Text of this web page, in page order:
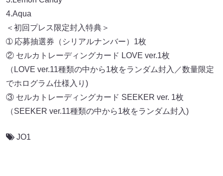
4.Aqua
＜初回プレス限定封入特典＞
➀ 応募抽選券（シリアルナンバー）1枚
② セルカトレーディングカード LOVE ver.1枚
（LOVE ver.11種類の中から1枚をランダム封入／数量限定
でホログラム仕様入り)
③ セルカトレーディングカード SEEKER ver. 1枚
（SEEKER ver.11種類の中から1枚をランダム封入)
JO1